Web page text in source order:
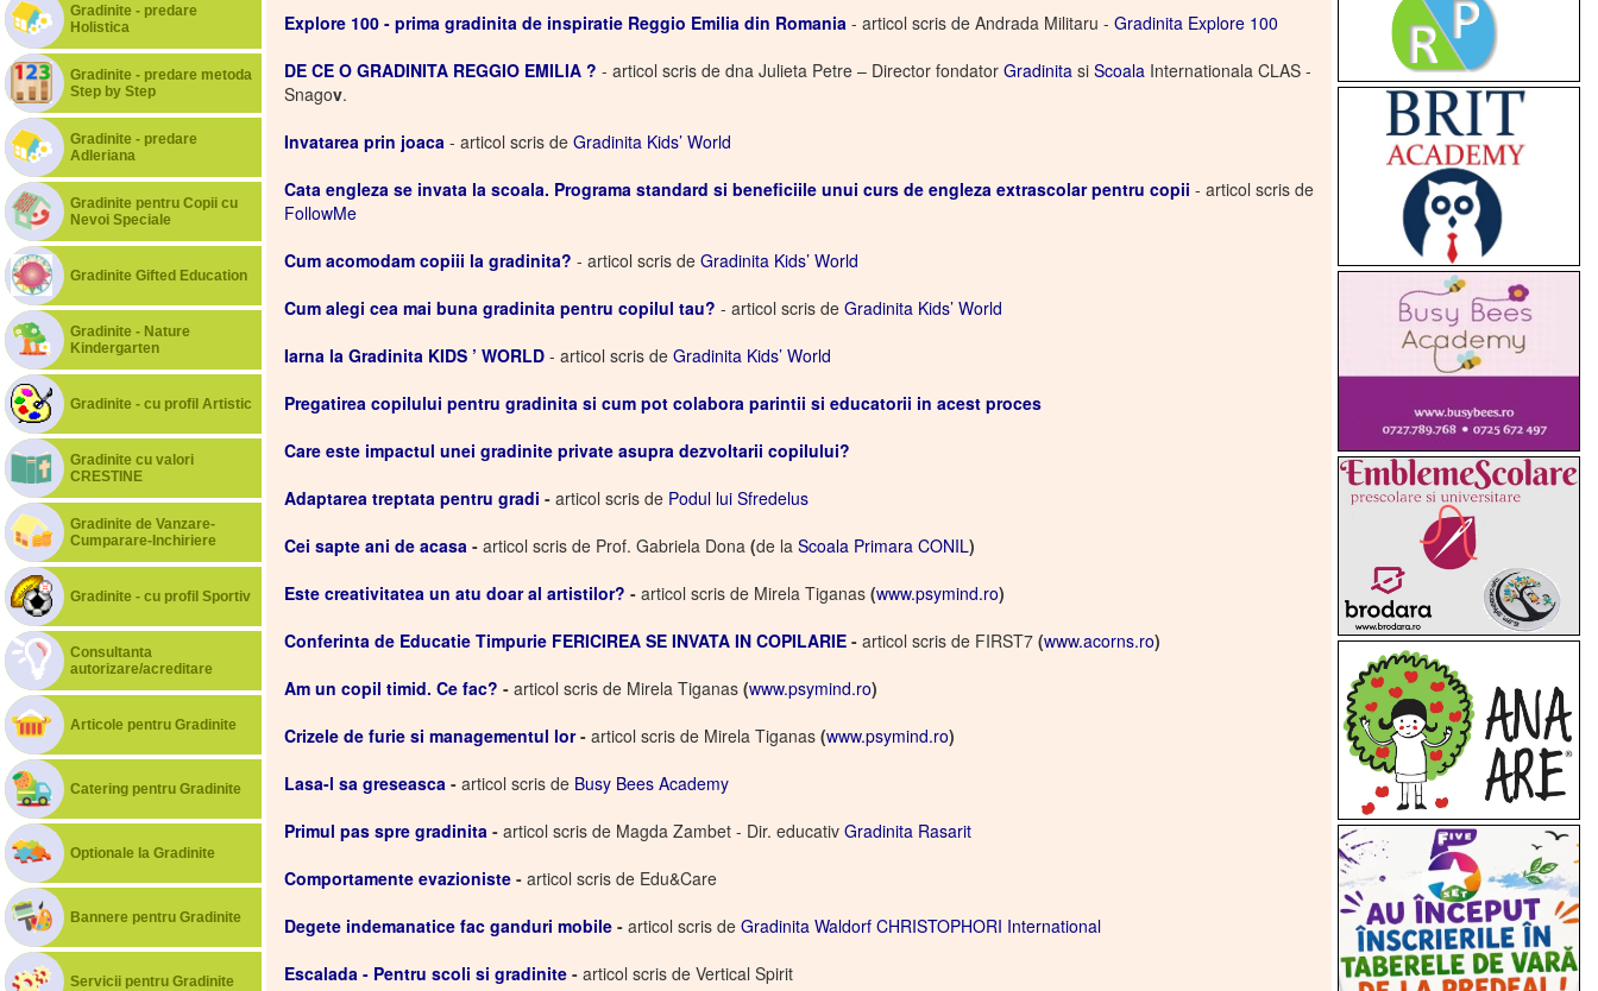
Gradinite - predare
Holistica
Gradinite - predare metoda
Step by Step
Gradinite - predare
Adleriana
Gradinite pentru Copii cu
Nevoi Speciale
Gradinite Gifted Education
Gradinite - Nature
Kindergarten
Gradinite - cu profil Artistic
Gradinite cu valori
CRESTINE
Gradinite de Vanzare-
Cumparare-Inchiriere
Gradinite - cu profil Sportiv
Consultanta
autorizare/acreditare
Articole pentru Gradinite
Catering pentru Gradinite
Optionale la Gradinite
Bannere pentru Gradinite
Servicii pentru Gradinite
Explore 100 - prima gradinita de inspiratie Reggio Emilia din Romania - articol scris de Andrada Militaru - Gradinita Explore 100
DE CE O GRADINITA REGGIO EMILIA ? - articol scris de dna Julieta Petre – Director fondator Gradinita si Scoala Internationala CLAS -
Snagov.
Invatarea prin joaca - articol scris de Gradinita Kids’ World
Cata engleza se invata la scoala. Programa standard si beneficiile unui curs de engleza extrascolar pentru copii - articol scris de
FollowMe
Cum acomodam copiii la gradinita? - articol scris de Gradinita Kids’ World
Cum alegi cea mai buna gradinita pentru copilul tau? - articol scris de Gradinita Kids’ World
Iarna la Gradinita KIDS ’ WORLD - articol scris de Gradinita Kids’ World
Pregatirea copilului pentru gradinita si cum pot colabora parintii si educatorii in acest proces
Care este impactul unei gradinite private asupra dezvoltarii copilului?
Adaptarea treptata pentru gradi - articol scris de Podul lui Sfredelus
Cei sapte ani de acasa - articol scris de Prof. Gabriela Dona (de la Scoala Primara CONIL)
Este creativitatea un atu doar al artistilor? - articol scris de Mirela Tiganas (www.psymind.ro)
Conferinta de Educatie Timpurie FERICIREA SE INVATA IN COPILARIE - articol scris de FIRST7 (www.acorns.ro)
Am un copil timid. Ce fac? - articol scris de Mirela Tiganas (www.psymind.ro)
Crizele de furie si managementul lor- articol scris de Mirela Tiganas (www.psymind.ro)
Lasa-l sa greseasca - articol scris de Busy Bees Academy
Primul pas spre gradinita - articol scris de Magda Zambet - Dir. educativ Gradinita Rasarit
Comportamente evazioniste - articol scris de Edu&Care
Degete indemanatice fac ganduri mobile - articol scris de Gradinita Waldorf CHRISTOPHORI International
Escalada - Pentru scoli si gradinite - articol scris de Vertical Spirit